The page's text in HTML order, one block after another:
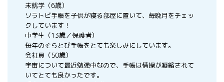
未就学（6歳）
ソラトビ手帳を子供が寝る部屋に置いて、毎晩月をチェッ
クしています！
中学生（13歳／保護者）
毎年のそらとび手帳をとても楽しみにしています。
会社員（50歳）
宇宙について最近勉強中なので、手帳は情操が凝縮されて
いてとても良かったです。